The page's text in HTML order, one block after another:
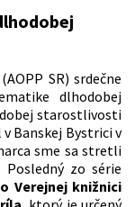
SR) srdečne
dlhodobej
starostlivosti
Banskej Bystrici v
sme sa stretli
zo série
Verejnej knižnici